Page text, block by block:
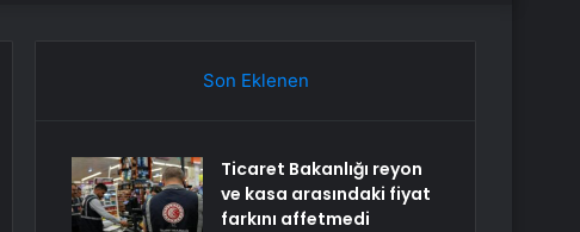
Son Eklenen
Ticaret Bakanlığı reyon
ve kasa arasındaki fiyat
farkını affetmedi